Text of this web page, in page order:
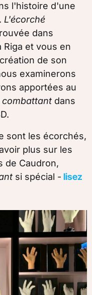
l'histoire d'une
L'écorché
dans
Riga et vous en
de son
examinerons
apportées au
combattant dans
sont les écorchés,
plus sur les
de Caudron,
si spécial - lisez